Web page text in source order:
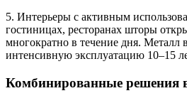
5. Интерьеры с активным
гостиницах, ресторанах шторы
многократно в течение дня. Металл
интенсивную эксплуатацию 10–15
Комбинированные решения